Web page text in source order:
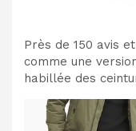
Près de 150 avis
comme une
habillée des